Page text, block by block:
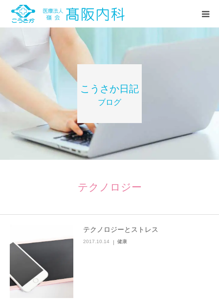
こうさか日記
ブログ
テクノロジー
テクノロジーとストレス
2017.10.14 健康
HOME
診療案内
当院紹介
お知らせ